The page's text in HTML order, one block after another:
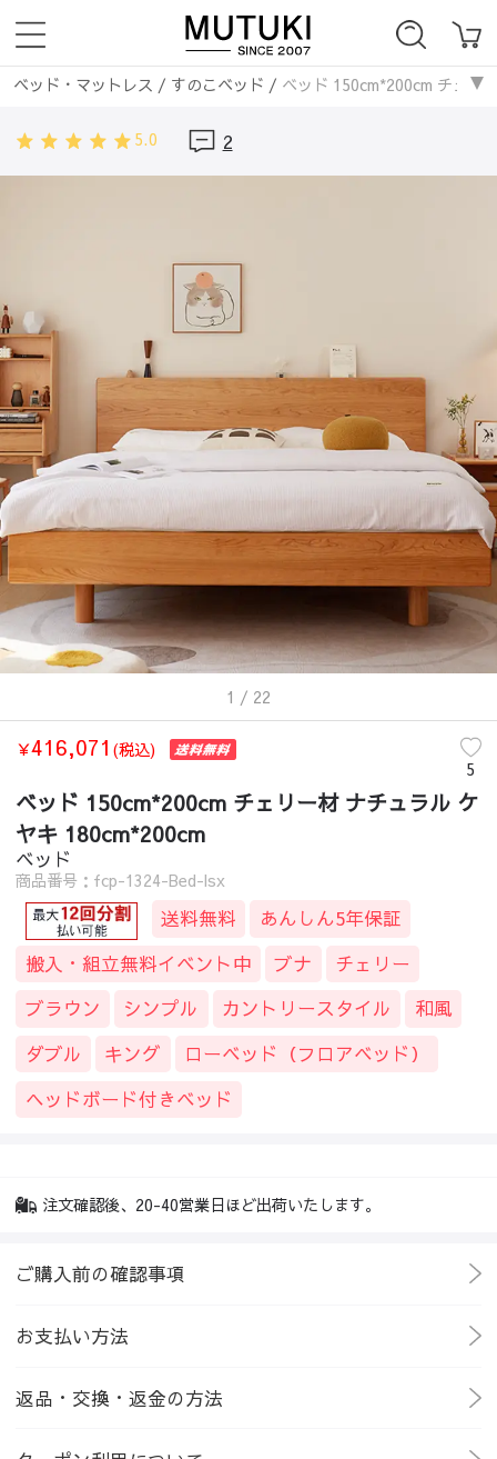
ベッド・マットレス / すのこベッド / ベッド 150cm*200cm チェリ
5.0
2
1 / 22
￥416,071 (税込)
5
ベッド 150cm*200cm チェリー材 ナチュラル ケ
ヤキ 180cm*200cm
ベッド
商品番号：fcp-1324-Bed-lsx
送料無料
あんしん5年保証
搬入・組立無料イベント中
ブナ
チェリー
ブラウン
シンプル カントリースタイル
和風
ダブル
キング
ローベッド（フロアベッド）
ヘッドボード付きベッド
注文確認後、20-40営業日ほど出荷いたします。
ご購入前の確認事項
お支払い方法
返品・交換・返金の方法